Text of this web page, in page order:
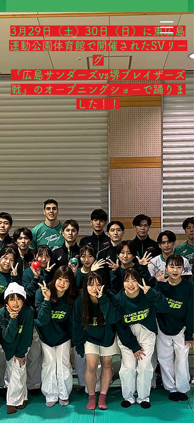
3月29日（土）30日（日）に東広島
運動公園体育館で開催されたSVリー
グ
『広島サンダーズvs堺ブレイザーズ
戦』のオープニングショーで踊りま
した！！